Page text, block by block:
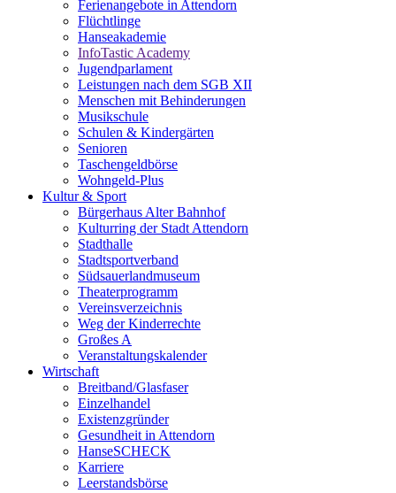
Ferienangebote in Attendorn
Flüchtlinge
Hanseakademie
InfoTastic Academy
Jugendparlament
Leistungen nach dem SGB XII
Menschen mit Behinderungen
Musikschule
Schulen & Kindergärten
Senioren
Taschengeldbörse
Wohngeld-Plus
Kultur & Sport
Bürgerhaus Alter Bahnhof
Kulturring der Stadt Attendorn
Stadthalle
Stadtsportverband
Südsauerlandmuseum
Theaterprogramm
Vereinsverzeichnis
Weg der Kinderrechte
Großes A
Veranstaltungskalender
Wirtschaft
Breitband/Glasfaser
Einzelhandel
Existenzgründer
Gesundheit in Attendorn
HanseSCHECK
Karriere
Leerstandsbörse